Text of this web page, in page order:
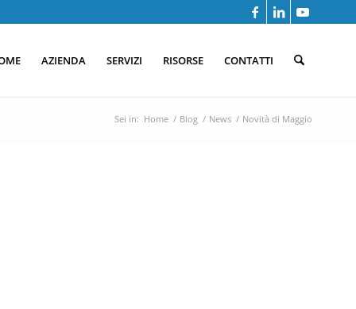
AZIENDA SERVIZI RISORSE CONTATTI
Sei in: Home / Blog / News / Novità di Maggio